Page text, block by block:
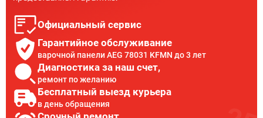
Официальный сервис
Гарантийное обслуживание
варочной панели AEG 78031 KFMN до 3 лет
Диагностика за наш счет,
ремонт по желанию
Бесплатный выезд курьера
в день обращения